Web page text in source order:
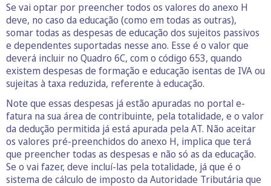
Se vai optar por preencher todos os valores do anexo H
deve, no caso da educação (como em todas as outras),
somar todas as despesas de educação dos sujeitos passivos
e dependentes suportadas nesse ano. Esse é o valor que
deverá incluir no Quadro 6C, com o código 653, quando
existem despesas de formação e educação isentas de IVA ou
sujeitas à taxa reduzida, referente à educação.
Note que essas despesas já estão apuradas no portal e-
fatura na sua área de contribuinte, pela totalidade, e o valor
da dedução permitida já está apurada pela AT. Não aceitar
os valores pré-preenchidos do anexo H, implica que terá
que preencher todas as despesas e não só as da educação.
Se o vai fazer, deve incluí-las pela totalidade, já que é o
sistema de cálculo de imposto da Autoridade Tributária que